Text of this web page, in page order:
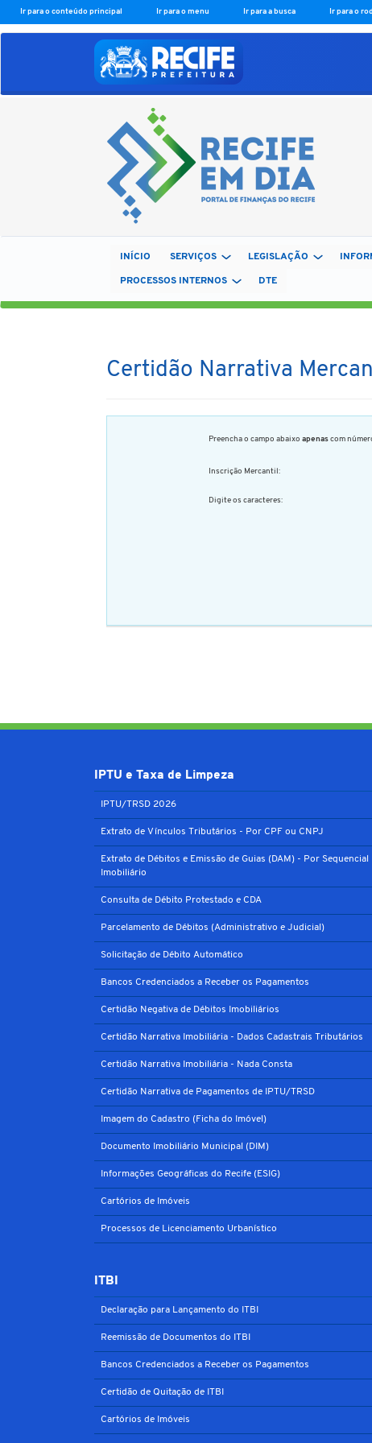
Ir para o conteúdo principal Ir para o menu Ir para a busca Ir para o
INÍCIO SERVIÇOS LEGISLAÇÃO
PROCESSOS INTERNOS DTE
Certidão Narrativa
Preencha o campo abaixo apenascom
Inscrição Mercantil:
Digite os caracteres:
IPTU e Taxa de Limpeza
IPTU/TRSD 2026
Extrato de Vínculos Tributários - Por CPF ou CNPJ
Extrato de Débitos e Emissão de Guias (DAM) - Por Sequencial
Imobiliário
Consulta de Débito Protestado e CDA
Parcelamento de Débitos (Administrativo e Judicial)
Solicitação de Débito Automático
Bancos Credenciados a Receber os Pagamentos
Certidão Negativa de Débitos Imobiliários
Certidão Narrativa Imobiliária - Dados Cadastrais Tributários
Certidão Narrativa Imobiliária - Nada Consta
Certidão Narrativa de Pagamentos de IPTU/TRSD
Imagem do Cadastro (Ficha do Imóvel)
Documento Imobiliário Municipal (DIM)
Informações Geográficas do Recife (ESIG)
Cartórios de Imóveis
Processos de Licenciamento Urbanístico
ITBI
Declaração para Lançamento do ITBI
Reemissão de Documentos do ITBI
Bancos Credenciados a Receber os Pagamentos
Certidão de Quitação de ITBI
Cartórios de Imóveis